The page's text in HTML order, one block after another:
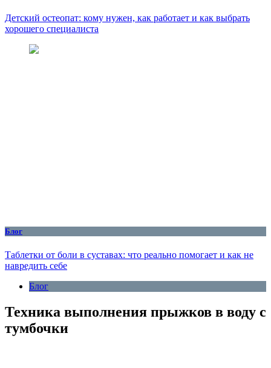
Детский остеопат: кому нужен, как работает и как выбрать
хорошего специалиста
Блог
Таблетки от боли в суставах: что реально помогает и как не
навредить себе
Блог
Техника выполнения прыжков в воду с
тумбочки